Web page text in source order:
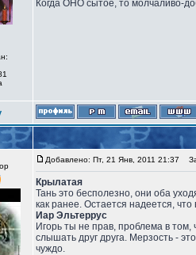
Когда ОНО сытое, то молчаливо-
Добавлено: Пт, 21 Янв, 2011 21:37
Крылатая
Тань это бесполезно, они оба
как ранее. Остается надеется, что
Иар Эльтеррус
Игорь ты не прав, проблема в
слышать друг друга. Мерзость -
чуждо.